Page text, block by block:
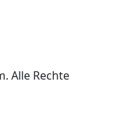
Alle Rechte